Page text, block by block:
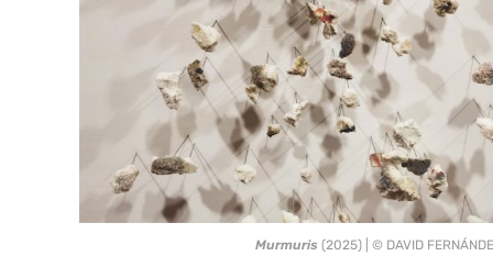
Murmuris (2025) | © DAVID